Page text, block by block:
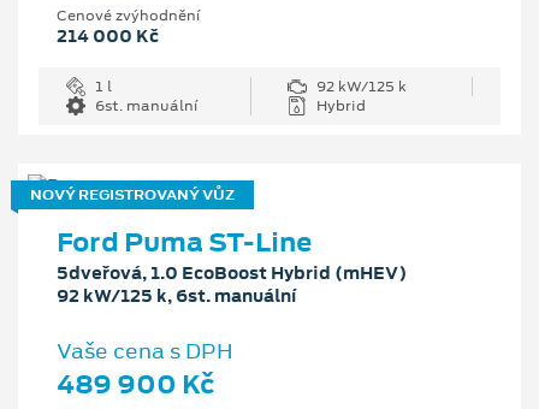
Cenové zvýhodnění
214 000 Kč
1 l
92 kW/125 k
6st. manuální
Hybrid
NOVÝ REGISTROVANÝ VŮZ
Ford Puma ST-Line
5dveřová, 1.0 EcoBoost Hybrid (mHEV)
92 kW/125 k, 6st. manuální
Vaše cena s DPH
489 900 Kč